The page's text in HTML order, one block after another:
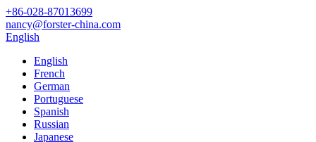
+86-028-87013699
nancy@forster-china.com
English
English
French
German
Portuguese
Spanish
Russian
Japanese